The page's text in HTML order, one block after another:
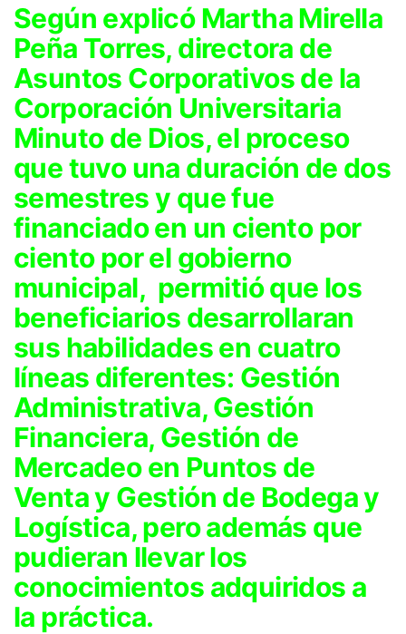
Según explicó Martha Mirella
Peña Torres, directora de
Asuntos Corporativos de la
Corporación Universitaria
Minuto de Dios, el proceso
que tuvo una duración de dos
semestres y que fue
financiado en un ciento por
ciento por el gobierno
municipal, permitió que los
beneficiarios desarrollaran
sus habilidades en cuatro
líneas diferentes: Gestión
Administrativa, Gestión
Financiera, Gestión de
Mercadeo en Puntos de
Venta y Gestión de Bodega y
Logística, pero además que
pudieran llevar los
conocimientos adquiridos a
la práctica.